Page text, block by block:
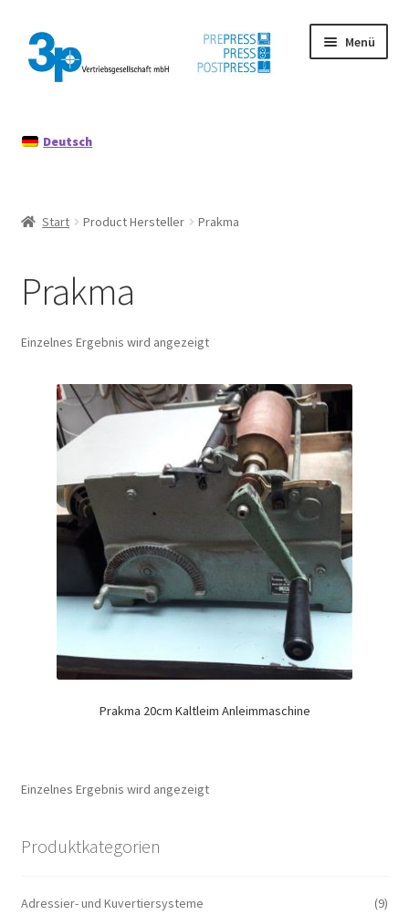
Zur
Navigation
springen
Zum
Inhalt
springen
Menü
Datenschutz
Mein Konto
Deutsch
Start Product Hersteller Prakma
Prakma
Einzelnes Ergebnis wird angezeigt
Prakma 20cm Kaltleim Anleimmaschine
Einzelnes Ergebnis wird angezeigt
Produktkategorien
Adressier- und Kuvertiersysteme
(9)